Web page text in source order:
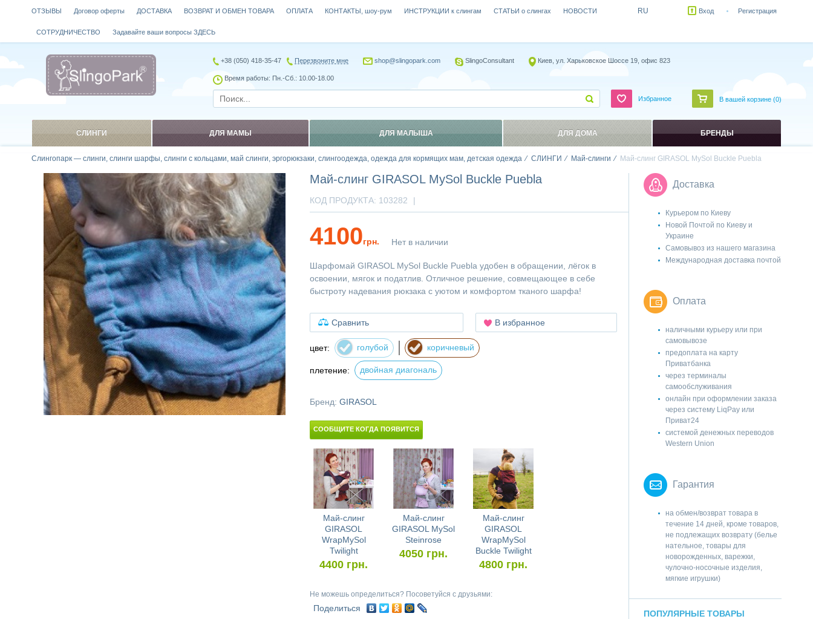
Слингопарк — слинги, слинги шарфы, слинги с кольцами, май слинги, эргорюкзаки, слингоодежда, одежда для кормящих мам, детская одежда СЛИНГИ Май-слинги Май-слинг GIRASOL MySol Buckle Puebla
Май-слинг GIRASOL MySol Buckle Puebla
КОД ПРОДУКТА: 103282 |
4100грн. Нет в наличии
Шарфомай GIRASOL MySol Buckle Puebla удобен в обращении, лёгок в
освоении, мягок и податлив. Отличное решение, совмещающее в себе
быстроту надевания рюкзака с уютом и комфортом тканого шарфа!
Сравнить В избранное
цвет: голубой коричневый
плетение: двойная диагональ
Бренд: GIRASOL
СООБЩИТЕ КОГДА ПОЯВИТСЯ
Май-слинг
GIRASOL
WrapMySol
Twilight
4400 грн.
Май-слинг
GIRASOL MySol
Steinrose
4050 грн.
Май-слинг
GIRASOL
WrapMySol
Buckle Twilight
4800 грн.
Не можешь определиться? Посоветуйся с друзьями:
Поделиться
Доставка
Курьером по Киеву
Новой Почтой по Киеву и
Украине
Самовывоз из нашего магазина
Международная доставка почтой
Оплата
наличными курьеру или при
самовывозе
предоплата на карту
Приватбанка
через терминалы
самообслуживания
онлайн при оформлении заказа
через систему LiqPay или
Приват24
системой денежных переводов
Western Union
Гарантия
на обмен/возврат товара в
течение 14 дней, кроме товаров,
не подлежащих возврату (белье
нательное, товары для
новорожденных, варежки,
чулочно-носочные изделия,
мягкие игрушки)
ПОПУЛЯРНЫЕ ТОВАРЫ
ОТЗЫВЫ Договор оферты ДОСТАВКА ВОЗВРАТ И ОБМЕН ТОВАРА ОПЛАТА КОНТАКТЫ, шоу-рум ИНСТРУКЦИИ к слингам СТАТЬИ о слингах НОВОСТИ
СОТРУДНИЧЕСТВО Задавайте ваши вопросы ЗДЕСЬ
RU Вход Регистрация
+38 (050) 418-35-47 Перезвоните мне shop@slingopark.com SlingoConsultant Киев, ул. Харьковское Шоссе 19, офис 823
Время работы: Пн.-Сб.: 10.00-18.00
Избранное В вашей корзине (0)
СЛИНГИ ДЛЯ МАМЫ ДЛЯ МАЛЫША ДЛЯ ДОМА БРЕНДЫ